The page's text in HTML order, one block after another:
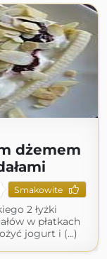
dżemem
Smakowite
2 łyżki
w płatkach
jogurt i (...)